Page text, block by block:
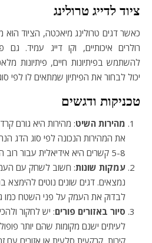
ציוד לדייג טרולינג
כאשר דגים טרולינג מיאכטה, הציוד הוא
רולרים איכותיים, וקו דייג עמיד. גם
להשתמש בפיתיונות חיים, פיתיונות
יכול לבחור את הפיתיון שמתאים לו לפי
טכניקות ודגשים
מהירות השיט: מהירות היא גורם
את המהירות הנכונה לפי סוג הדג
5-8 קשרים היא אידיאלית עבור רוב הדגים.
עמקות שונות: חשוב לשחק עם
נמצאים. דגים שונים נוטים להימצא
לבדוק את העמק על פני השטח כמו
סיור באזורים פורים: יש לחקור
לעיתים ישנם מקומות שהם יותר
קירות, קרקעית סלעית או אזורים עם